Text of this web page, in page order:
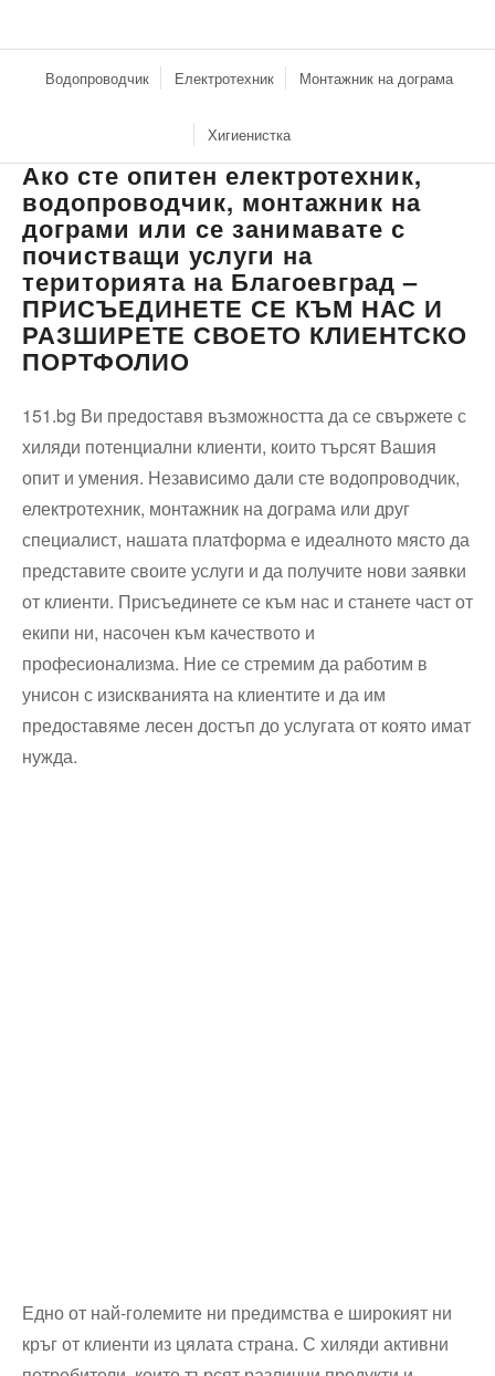
Водопроводчик Електротехник Монтажник на дограма
Хигиенистка
Ако сте опитен електротехник,
водопроводчик, монтажник на
дограми или се занимавате с
почистващи услуги на
територията на Благоевград –
ПРИСЪЕДИНЕТЕ СЕ КЪМ НАС И
РАЗШИРЕТЕ СВОЕТО КЛИЕНТСКО
ПОРТФОЛИО
151.bg Ви предоставя възможността да се свържете с
хиляди потенциални клиенти, които търсят Вашия
опит и умения. Независимо дали сте водопроводчик,
електротехник, монтажник на дограма или друг
специалист, нашата платформа е идеалното място да
представите своите услуги и да получите нови заявки
от клиенти. Присъединете се към нас и станете част от
екипи ни, насочен към качеството и
професионализма. Ние се стремим да работим в
унисон с изискванията на клиентите и да им
предоставяме лесен достъп до услугата от която имат
нужда.
Едно от най-големите ни предимства е широкият ни
кръг от клиенти из цялата страна. С хиляди активни